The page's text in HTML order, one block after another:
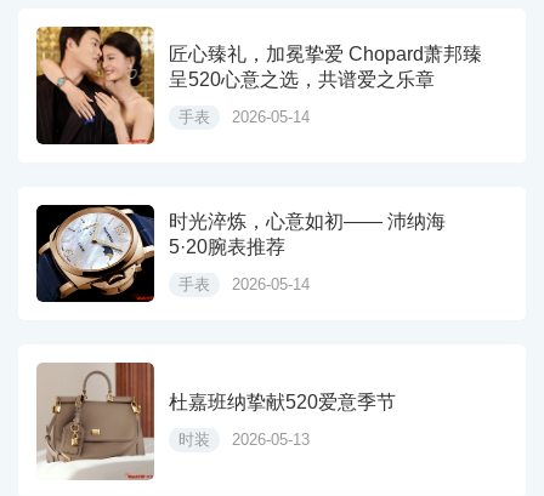
匠心臻礼，加冕挚爱 Chopard萧邦臻
呈520心意之选，共谱爱之乐章
手表 2026-05-14
时光淬炼，心意如初—— 沛纳海
5·20腕表推荐
手表 2026-05-14
杜嘉班纳挚献520爱意季节
时装 2026-05-13